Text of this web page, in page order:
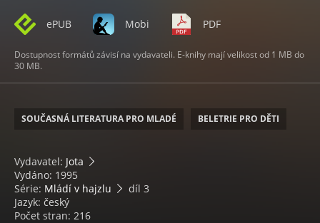
ePUB Mobi PDF
Dostupnost formátů závisí na vydavateli. E-knihy mají velikost od 1 MB do
30 MB.
SOUČASNÁ LITERATURA PRO MLADÉ BELETRIE PRO DĚTI
Vydavatel: Jota
Vydáno: 1995
Série: Mládí v hajzlu
díl 3
Jazyk: český
Počet stran: 216